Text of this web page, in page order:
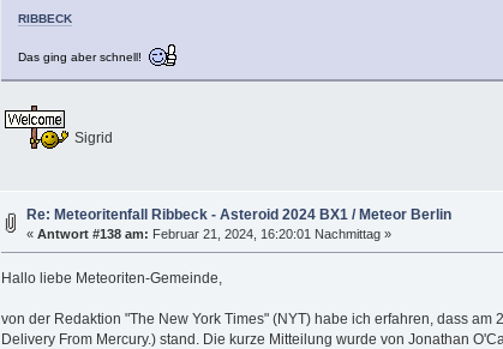
RIBBECK
Das ging aber schnell!
Sigrid
Re: Meteoritenfall Ribbeck - Asteroid 2024 BX1 / Meteor Berlin
« Antwort #138 am: Februar 21, 2024, 16:20:01 Nachmittag »
Hallo liebe Meteoriten-Gemeinde,
von der Redaktion "The New York Times" (NYT) habe ich erfahren, dass
Delivery From Mercury.) stand. Die kurze Mitteilung wurde von Jonathan